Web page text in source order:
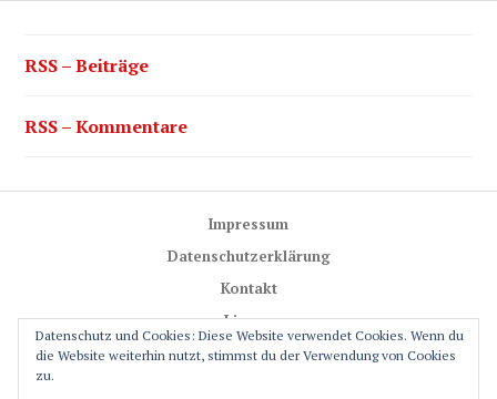
RSS – Beiträge
RSS – Kommentare
Impressum
Datenschutzerklärung
Kontakt
Lizenz
Trail-Rules
Datenschutz und Cookies: Diese Website verwendet Cookies. Wenn du
die Website weiterhin nutzt, stimmst du der Verwendung von Cookies
zu.